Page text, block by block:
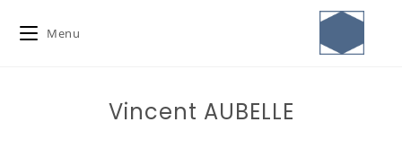
Menu
Vincent AUBELLE